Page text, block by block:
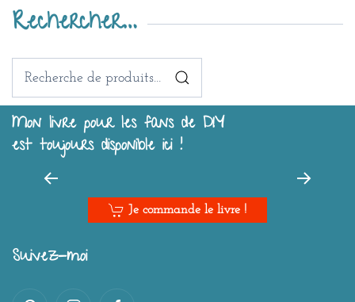
Rechercher…
Recherche
Mon livre pour les fans de DIY
est toujours disponible ici !
Je commande le livre !
Suivez-moi